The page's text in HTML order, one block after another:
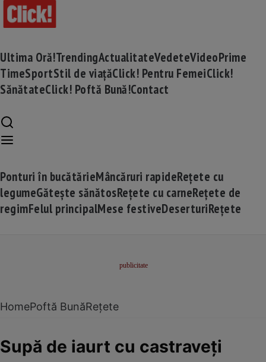
Ultima Oră!TrendingActualitateVedeteVideoPrime
TimeSportStil de viațăClick! Pentru FemeiClick!
SănătateClick! Poftă Bună!Contact
Ponturi în bucătărieMâncăruri rapideRețete cu
legumeGătește sănătosRețete cu carneRețete de
regimFelul principalMese festiveDeserturiRețete
HomePoftă BunăRețete
Supă de iaurt cu castraveţi